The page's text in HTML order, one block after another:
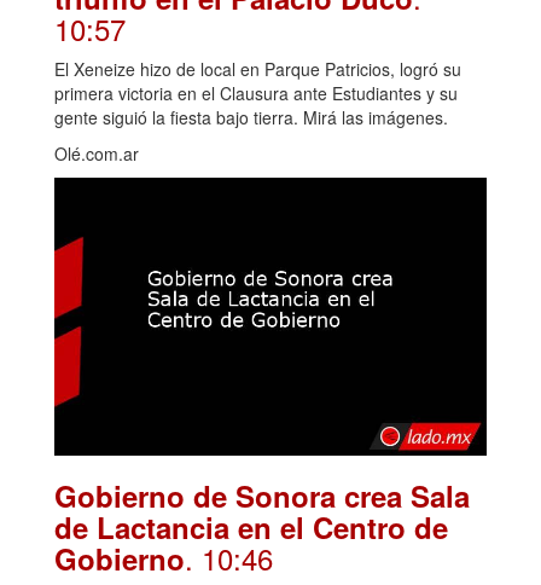
10:57
El Xeneize hizo de local en Parque Patricios, logró su
primera victoria en el Clausura ante Estudiantes y su
gente siguió la fiesta bajo tierra. Mirá las imágenes.
Olé.com.ar
Gobierno de Sonora crea Sala
de Lactancia en el Centro de
Gobierno. 10:46